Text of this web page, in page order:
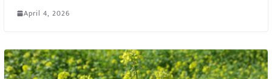
April 4, 2026